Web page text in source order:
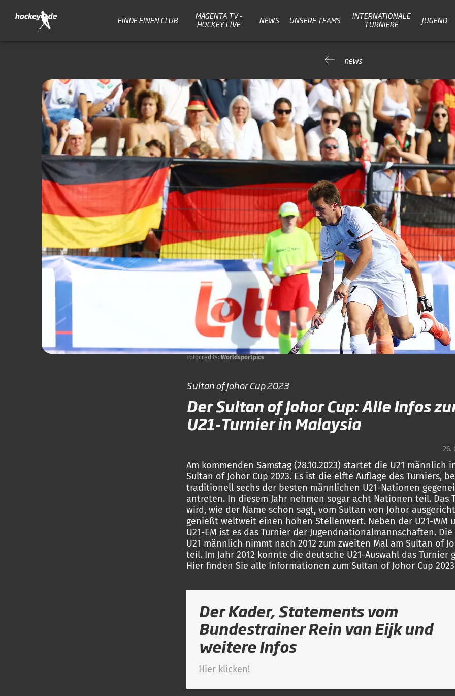
FINDE EINEN CLUB
MAGENTA TV -
HOCKEY LIVE
NEWS UNSERE TEAMS
INTERNATIONALE
TURNIERE
JUGEND
news
Fotocredits:Worldsportpics
Sultan of Johor Cup 2023
Der Sultan of Johor Cup: Alle Infos
U21-Turnier in Malaysia
26.
Am kommenden Samstag (28.10.2023) startet die U21 männlich
Sultan of Johor Cup 2023. Es ist die elfte Auflage des Turniers,
traditionell sechs der besten männlichen U21-Nationen
antreten. In diesem Jahr nehmen sogar acht Nationen teil. Das
wird, wie der Name schon sagt, vom Sultan von Johor
genießt weltweit einen hohen Stellenwert. Neben der U21-WM
U21-EM ist es das Turnier der Jugendnationalmannschaften.
U21 männlich nimmt nach 2012 zum zweiten Mal am Sultan of
teil. Im Jahr 2012 konnte die deutsche U21-Auswahl das Turnier
Hier finden Sie alle Informationen zum Sultan of Johor Cup
Der Kader, Statements vom
Bundestrainer Rein van Eijk und
weitere Infos
Hier klicken!